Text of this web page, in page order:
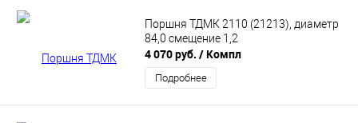
Поршня ТДМК 2110 (21213), диаметр
84,0 смещение 1,2
4 070 руб. / Компл
Подробнее